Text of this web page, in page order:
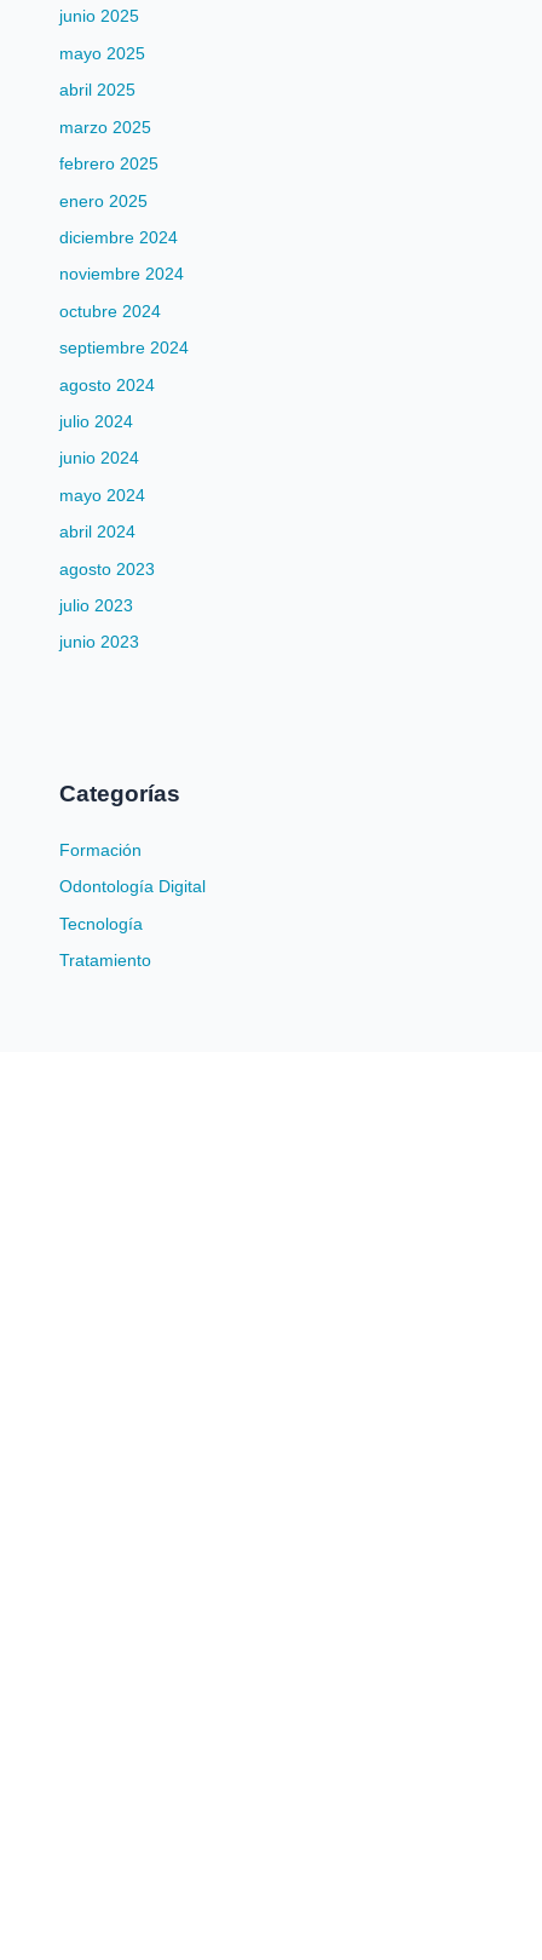
junio 2025
mayo 2025
abril 2025
marzo 2025
febrero 2025
enero 2025
diciembre 2024
noviembre 2024
octubre 2024
septiembre 2024
agosto 2024
julio 2024
junio 2024
mayo 2024
abril 2024
agosto 2023
julio 2023
junio 2023
Categorías
Formación
Odontología Digital
Tecnología
Tratamiento